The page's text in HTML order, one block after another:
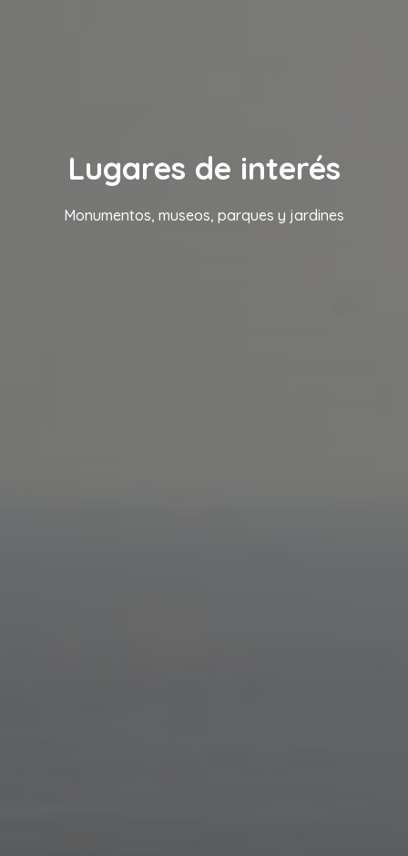
Lugares de interés
Monumentos, museos, parques y jardines